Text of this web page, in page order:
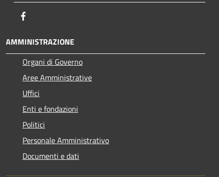
AMMINISTRAZIONE
Organi di Governo
Aree Amministrative
Uffici
Enti e fondazioni
Politici
Personale Amministrativo
Documenti e dati